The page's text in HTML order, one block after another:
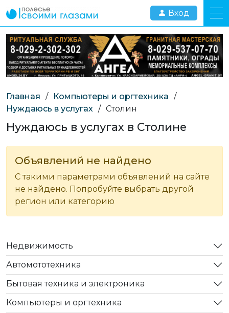
Вход
Главная / Компьютеры и оргтехника /
Нуждаюсь в услугах / Столин
Нуждаюсь в услугах в Столине
Объявлений не найдено
С такими параметрами объявлений на сайте
не найдено. Попробуйте выбрать другой
регион или категорию
Недвижимость
Автомототехника
Бытовая техника и электроника
Компьютеры и оргтехника